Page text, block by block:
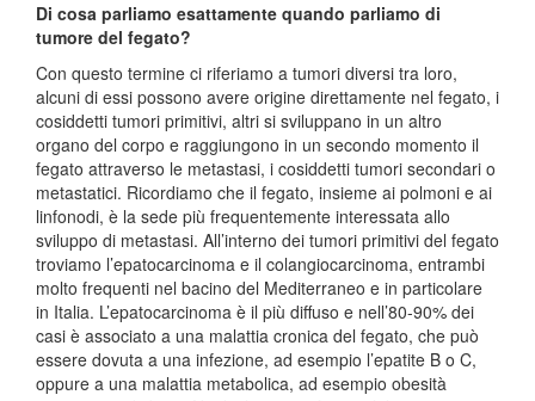
Di cosa parliamo esattamente quando parliamo di
tumore del fegato?
Con questo termine ci riferiamo a tumori diversi tra loro,
alcuni di essi possono avere origine direttamente nel fegato, i
cosiddetti tumori primitivi, altri si sviluppano in un altro
organo del corpo e raggiungono in un secondo momento il
fegato attraverso le metastasi, i cosiddetti tumori secondari o
metastatici. Ricordiamo che il fegato, insieme ai polmoni e ai
linfonodi, è la sede più frequentemente interessata allo
sviluppo di metastasi. All’interno dei tumori primitivi del fegato
troviamo l’epatocarcinoma e il colangiocarcinoma, entrambi
molto frequenti nel bacino del Mediterraneo e in particolare
in Italia. L’epatocarcinoma è il più diffuso e nell’80-90% dei
casi è associato a una malattia cronica del fegato, che può
essere dovuta a una infezione, ad esempio l’epatite B o C,
oppure a una malattia metabolica, ad esempio obesità